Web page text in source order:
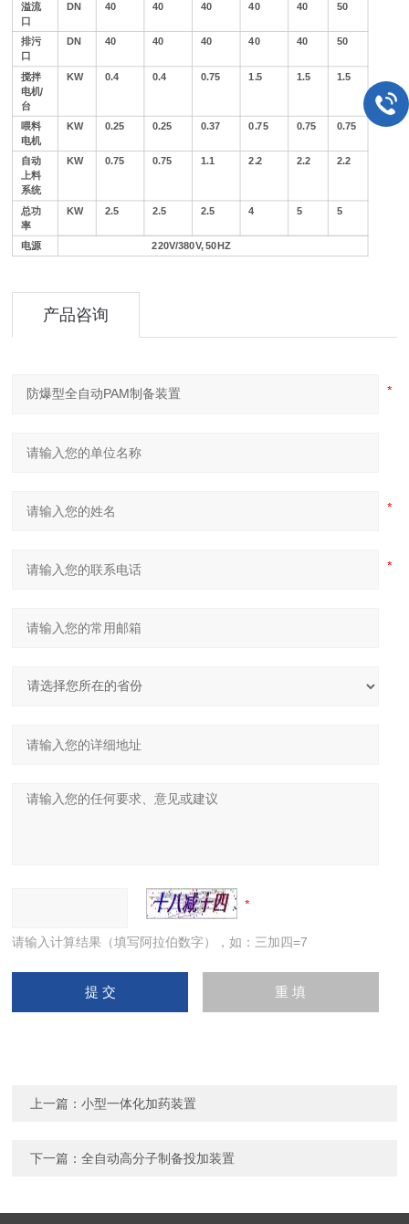
溢流
口
DN 40 40 40 40 40 50
排污
口
DN 40 40 40 40 40 50
搅拌
电机/
台
KW 0.4 0.4 0.75 1.5 1.5 1.5
喂料
电机
KW 0.25 0.25 0.37 0.75 0.75 0.75
自动
上料
系统
KW 0.75 0.75 1.1 2.2 2.2 2.2
总功
率
KW 2.5 2.5 2.5 4 5 5
电源 220V/380V, 50HZ
产品咨询
请输入计算结果（填写阿拉伯数字），如：三加四=7
上一篇：小型一体化加药装置
下一篇：全自动高分子制备投加装置